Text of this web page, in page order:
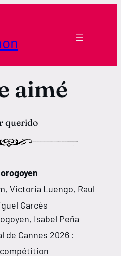
aimé
querido
Victoria Luengo, Raul
Garcés
Isabel Peña
de Cannes 2026 :